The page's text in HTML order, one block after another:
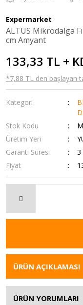
Expermarket
ALTUS Mikrodalga
cm Amyant
133,33 TL +
*7,88 TL den başlayan
Kategori
Stok Kodu
Üretim Yeri
Garanti Süresi
3
Fiyat
ÜRÜN AÇIKLAMASI
ÜRÜN YORUMLARI